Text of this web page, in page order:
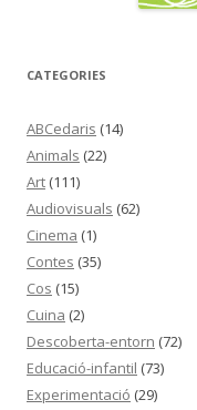
CATEGORIES
ABCedaris (14)
Animals (22)
Art (111)
Audiovisuals (62)
Cinema (1)
Contes (35)
Cos (15)
Cuina (2)
Descoberta-entorn (72)
Educació-infantil (73)
Experimentació (29)